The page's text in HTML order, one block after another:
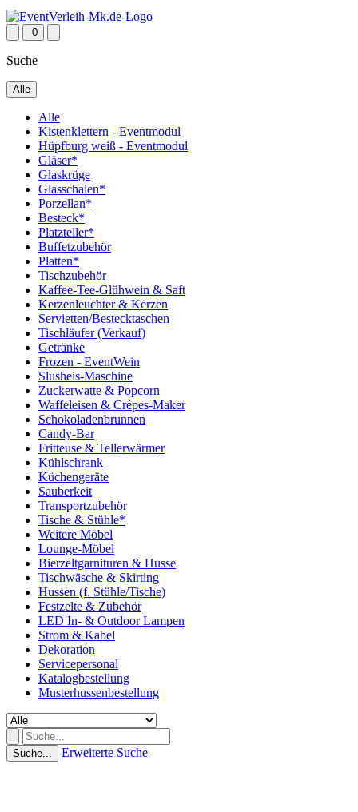
0
Suche
Alle
Alle
Kistenklettern - Eventmodul
Hüpfburg weiß - Eventmodul
Gläser*
Glaskrüge
Glasschalen*
Porzellan*
Besteck*
Platzteller*
Buffetzubehör
Platten*
Tischzubehör
Kaffee-Tee-Glühwein & Saft
Kerzenleuchter & Kerzen
Servietten/Bestecktaschen
Tischläufer (Verkauf)
Getränke
Frozen - EventWein
Slusheis-Maschine
Zuckerwatte & Popcorn
Waffeleisen & Crépes-Maker
Schokoladenbrunnen
Candy-Bar
Fritteuse & Tellerwärmer
Kühlschrank
Küchengeräte
Sauberkeit
Transportzubehör
Tische & Stühle*
Weitere Möbel
Lounge-Möbel
Bierzeltgarnituren & Husse
Tischwäsche & Skirting
Hussen (f. Stühle/Tische)
Festzelte & Zubehör
LED In- & Outdoor Lampen
Strom & Kabel
Dekoration
Servicepersonal
Katalogbestellung
Musterhussenbestellung
Suche... Erweiterte Suche